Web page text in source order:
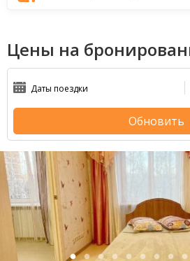
Цены на
Обновить